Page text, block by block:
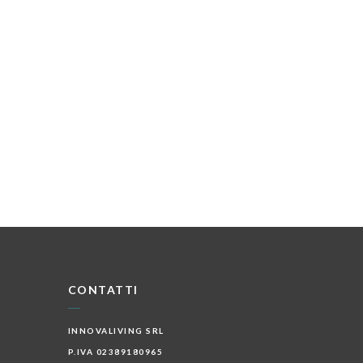
CONTATTI
INNOVALIVING SRL
P.IVA 02389180965